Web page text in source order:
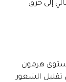
إلى حرق
هرمون
تقليل الشعور